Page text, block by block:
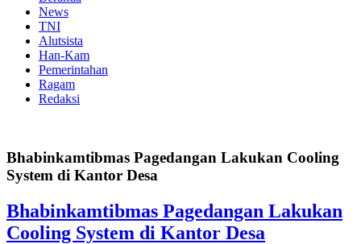
News
TNI
Alutsista
Han-Kam
Pemerintahan
Ragam
Redaksi
Bhabinkamtibmas Pagedangan Lakukan Cooling
System di Kantor Desa
Bhabinkamtibmas Pagedangan Lakukan
Cooling System di Kantor Desa